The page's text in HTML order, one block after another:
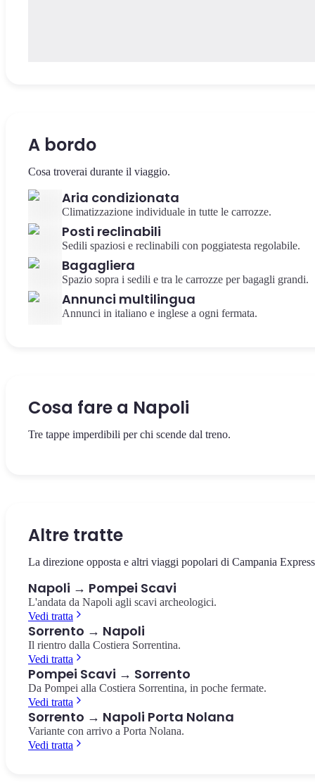
A bordo
Cosa troverai durante il viaggio.
Aria condizionata
Climatizzazione individuale in tutte le carrozze.
Posti reclinabili
Sedili spaziosi e reclinabili con poggiatesta regolabile.
Bagagliera
Spazio sopra i sedili e tra le carrozze per bagagli grandi.
Annunci multilingua
Annunci in italiano e inglese a ogni fermata.
Cosa fare a Napoli
Tre tappe imperdibili per chi scende dal treno.
Altre tratte
La direzione opposta e altri viaggi popolari di Campania
Napoli → Pompei Scavi
L'andata da Napoli agli scavi archeologici.
Vedi tratta
Sorrento → Napoli
Il rientro dalla Costiera Sorrentina.
Vedi tratta
Pompei Scavi → Sorrento
Da Pompei alla Costiera Sorrentina, in poche fermate.
Vedi tratta
Sorrento → Napoli Porta Nolana
Variante con arrivo a Porta Nolana.
Vedi tratta